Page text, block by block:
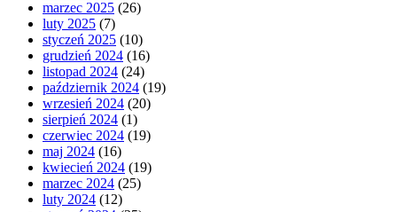
marzec 2025 (26)
luty 2025 (7)
styczeń 2025 (10)
grudzień 2024 (16)
listopad 2024 (24)
październik 2024 (19)
wrzesień 2024 (20)
sierpień 2024 (1)
czerwiec 2024 (19)
maj 2024 (16)
kwiecień 2024 (19)
marzec 2024 (25)
luty 2024 (12)